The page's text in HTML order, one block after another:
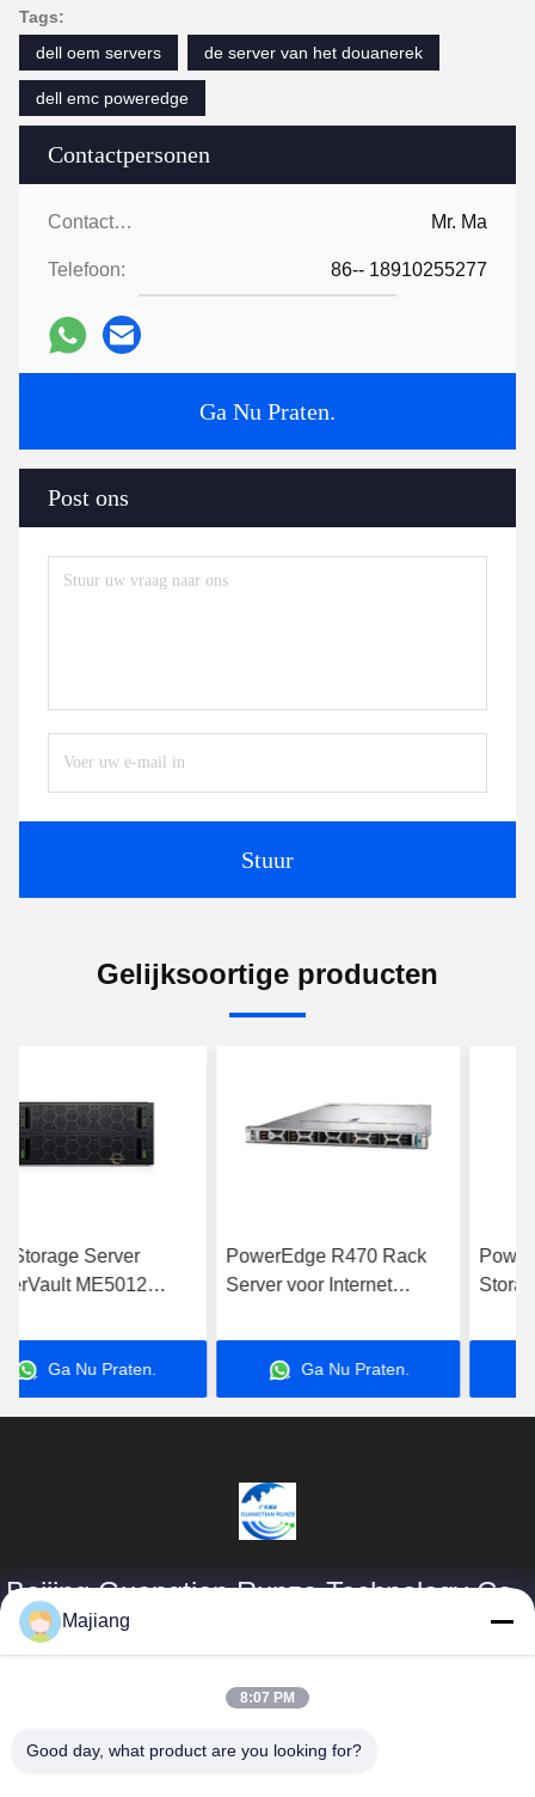
Contactpersonen
Contactpersonen: Mr. Ma
Telefoon: 86-- 18910255277
Ga Nu Praten.
Post ons
Stuur
Tags:
dell oem servers
de server van het douanerek
dell emc poweredge
Gelijksoortige producten
PowerEdge R470 Rack
Server voor Internet
Applications Server
Ga Nu Praten.
PowerEdge R660 Data
Storage Server met Intel
zakelijke toepassingen
Ga Nu Praten.
Beijing Guangtian Runze Technology Co.,
Dell GPU
Majiang
8:07 PM
Good day, what product are you looking for?